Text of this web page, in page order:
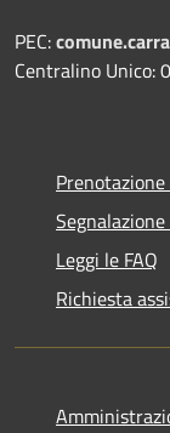
PEC:
Centralino Unico:
Leggi le FAQ
Richiesta